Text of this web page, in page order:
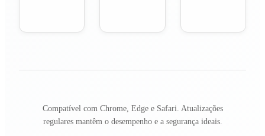
Compatível com Chrome, Edge e Safari. Atualizações
regulares mantêm o desempenho e a segurança ideais.